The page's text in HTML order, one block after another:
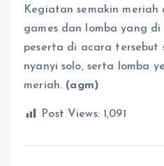
Kegiatan semakin meriah
games dan lomba yang
peserta di acara tersebut
nyanyi solo, serta lomba
meriah. (agm)
Post Views: 1,091